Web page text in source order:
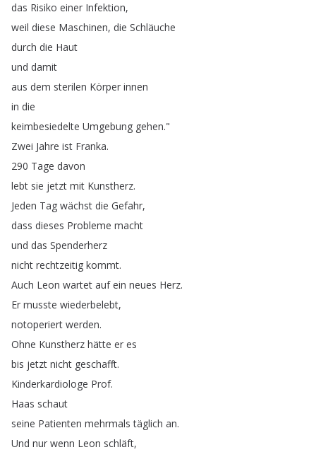
das Risiko einer Infektion,
weil diese Maschinen, die Schläuche
durch die Haut
und damit
aus dem sterilen Körper innen
in die
keimbesiedelte Umgebung gehen."
Zwei Jahre ist Franka.
290 Tage davon
lebt sie jetzt mit Kunstherz.
Jeden Tag wächst die Gefahr,
dass dieses Probleme macht
und das Spenderherz
nicht rechtzeitig kommt.
Auch Leon wartet auf ein neues Herz.
Er musste wiederbelebt,
notoperiert werden.
Ohne Kunstherz hätte er es
bis jetzt nicht geschafft.
Kinderkardiologe Prof.
Haas schaut
seine Patienten mehrmals täglich an.
Und nur wenn Leon schläft,